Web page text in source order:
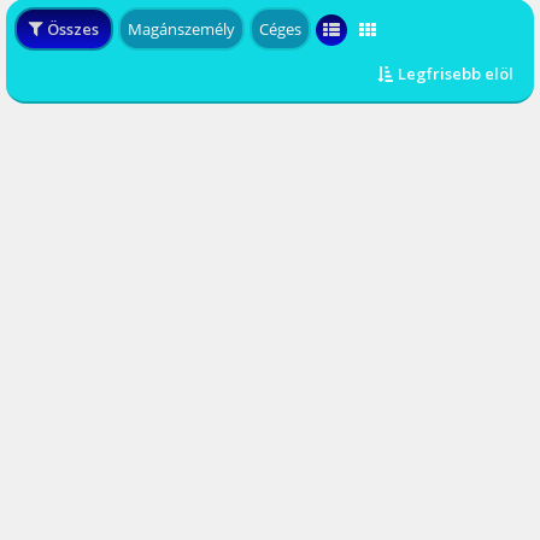
Összes Magánszemély Céges
Legfrisebb elöl